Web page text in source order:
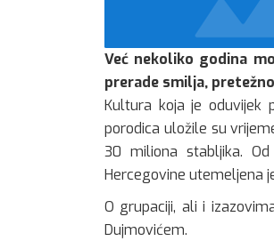
Već nekoliko godina
prerade smilja,
Kultura koja je oduvijek
porodica uložile su
30 miliona stabljika.
Hercegovine utemeljena
O grupaciji, ali i
Dujmovićem.